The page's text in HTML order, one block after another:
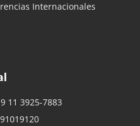
Internacionales
11 3925-7883